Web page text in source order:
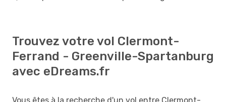
Trouvez votre vol Clermont-
Ferrand - Greenville-Spartanburg
avec eDreams.fr